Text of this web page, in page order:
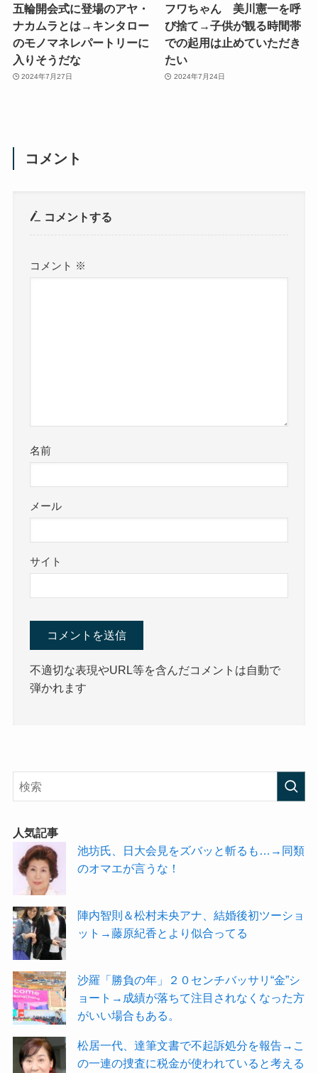
五輪開会式に登場のアヤ・
ナカムラとは→キンタロー
のモノマネレパートリーに
入りそうだな
2024年7月27日
フワちゃん 美川憲一を呼
び捨て→子供が観る時間帯
での起用は止めていただき
たい
2024年7月24日
コメント
コメントする
コメント ※
名前
メール
サイト
不適切な表現やURL等を含んだコメントは自動で
弾かれます
人気記事
池坊氏、日大会見をズバッと斬るも…→同類
のオマエが言うな！
陣内智則＆松村未央アナ、結婚後初ツーショ
ット→藤原紀香とより似合ってる
沙羅「勝負の年」２０センチバッサリ“金”シ
ョート→成績が落ちて注目されなくなった方
がいい場合もある。
松居一代、達筆文書で不起訴処分を報告→こ
の一連の捜査に税金が使われていると考える